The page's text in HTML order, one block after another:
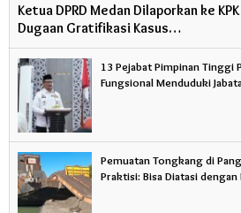
Ketua DPRD Medan Dilaporkan ke
Dugaan Gratifikasi Kasus…
13 Pejabat Pimpinan Tinggi
Fungsional Menduduki
Pemuatan Tongkang di
Praktisi: Bisa Diatasi